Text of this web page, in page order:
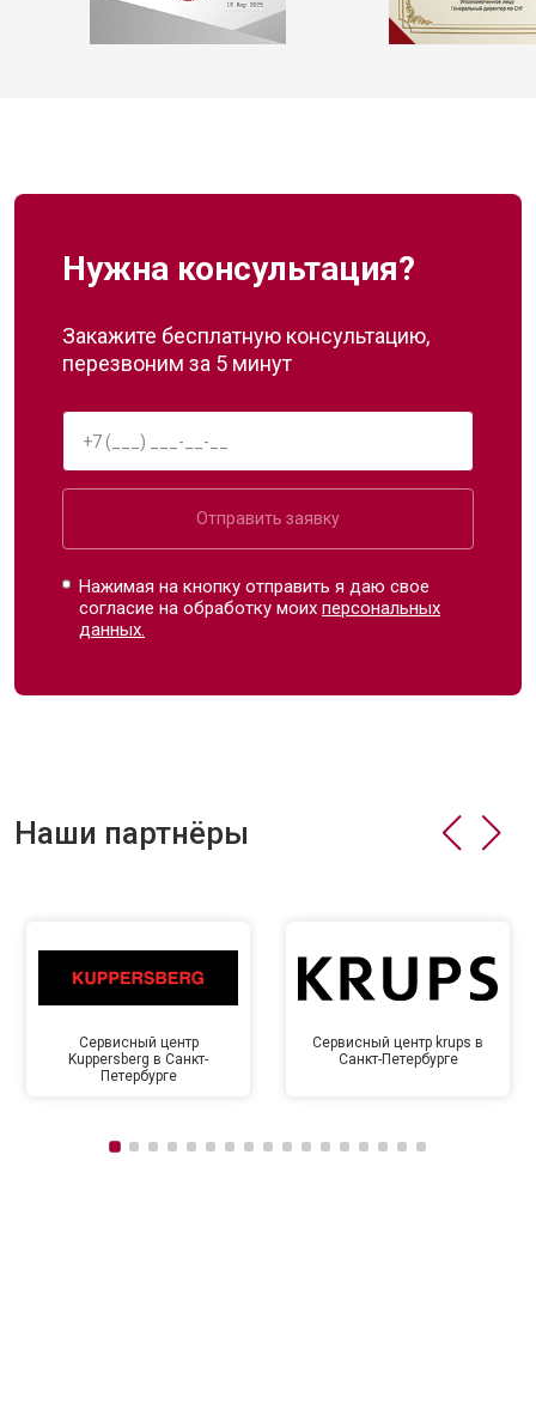
Нужна консультация?
Закажите бесплатную консультацию,
перезвоним за 5 минут
Отправить заявку
Нажимая на кнопку отправить я даю свое
согласие на обработку моихперсональных
данных.
Наши партнёры
Сервисный центр
Kuppersberg в Санкт-
Петербурге
Сервисный центр krups в
Санкт-Петербурге